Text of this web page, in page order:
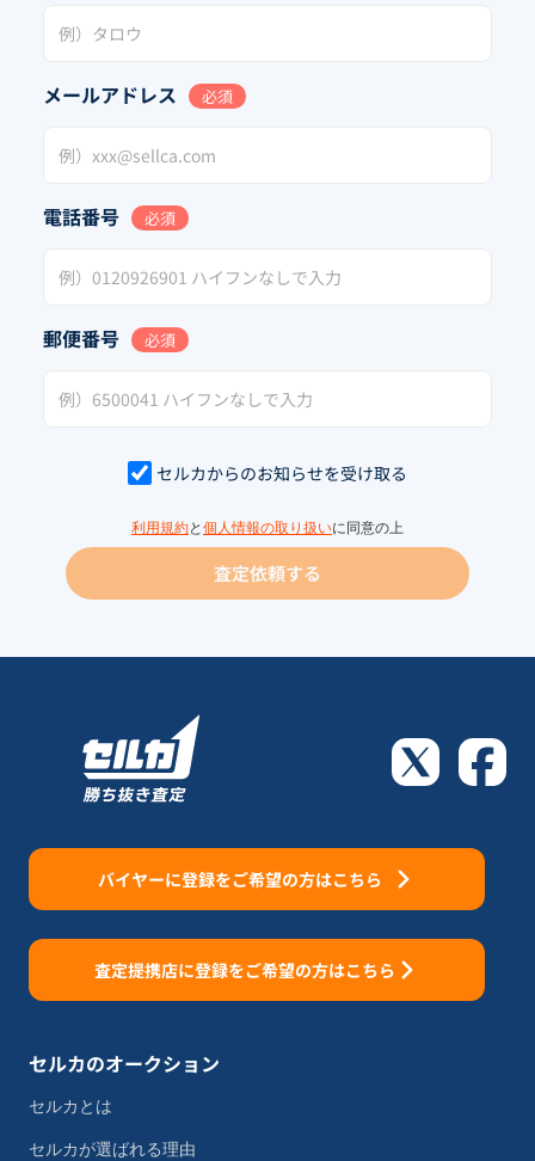
メールアドレス 必須
電話番号 必須
郵便番号 必須
セルカからのお知らせを受け取る
利用規約と 個人情報の取り扱いに同意の上
査定依頼する
バイヤーに登録をご希望の方はこちら
査定提携店に登録をご希望の方はこちら
セルカのオークション
セルカとは
セルカが選ばれる理由